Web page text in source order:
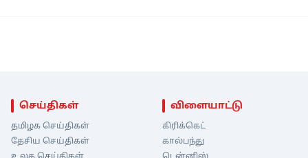
செய்திகள்
தமிழக செய்திகள்
தேசிய செய்திகள்
விளையாட்டு
கிரிக்கெட்
கால்பந்து